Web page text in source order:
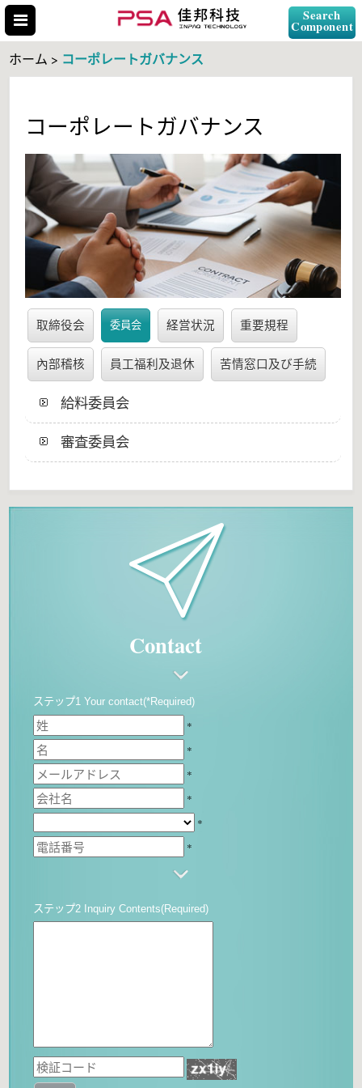
Search
Component
" id="selCross" class="accordion10">
ホーム > コーポレートガバナンス
コーポレートガバナンス
取締役会 委員会 経営状況 重要規程
內部稽核 員工福利及退休 苦情窓口及び手続
給料委員会
審査委員会
Contact
ステップ1 Your contact(*Required)
*
*
*
*
*
*
ステップ2 Inquiry Contents(Required)